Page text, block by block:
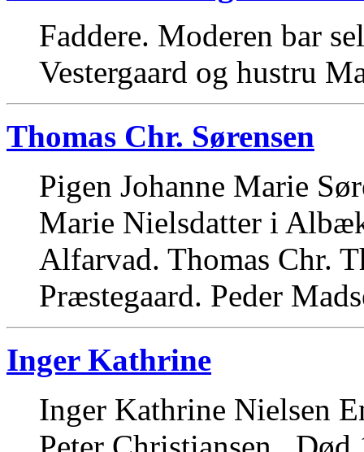
Faddere. Moderen bar
Vestergaard og hustru
Thomas Chr. Sørensen
Pigen Johanne Marie
Marie Nielsdatter i
Alfarvad. Thomas Chr.
Præstegaard. Peder
Inger Kathrine
Inger Kathrine Nielsen